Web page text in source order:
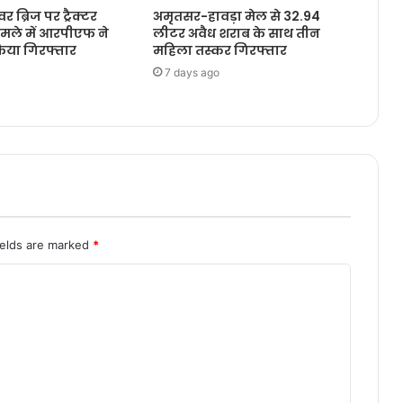
पर ट्रैक्टर
में आरपीएफ ने
गिरफ्तार
अमृतसर-हावड़ा मेल से 32.94
लीटर अवैध शराब के साथ तीन
महिला तस्कर गिरफ्तार
7 days ago
are marked *